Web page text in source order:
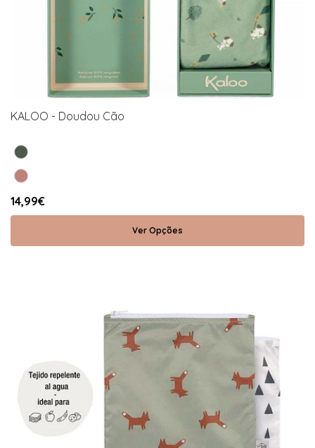
KALOO - Doudou Cão
14,99€
Ver Opções